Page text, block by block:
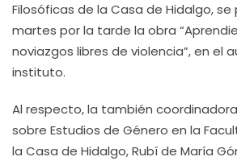
Filosóficas de la Casa de Hidalgo,
martes por la tarde la obra
noviazgos libres de violencia”, en el
instituto.
Al respecto, la también
sobre Estudios de Género en la
la Casa de Hidalgo, Rubí de María